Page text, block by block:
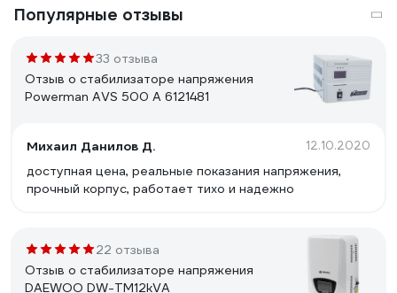
Популярные отзывы
33 отзыва
Отзыв о стабилизаторе напряжения
Powerman AVS 500 A 6121481
Михаил Данилов Д. 12.10.2020
доступная цена, реальные показания напряжения,
прочный корпус, работает тихо и надежно
22 отзыва
Отзыв о стабилизаторе напряжения
DAEWOO DW-TM12kVA